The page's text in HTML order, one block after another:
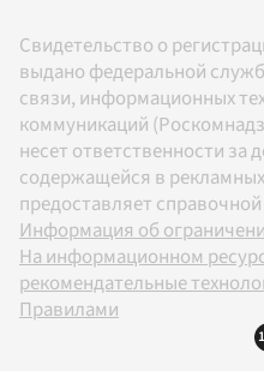
Свидетельство о
выдано федеральной
связи, информационных
коммуникаций
несет ответственности
содержащейся в
предоставляет
Информация об
На информационном
рекомендательные
Правилами